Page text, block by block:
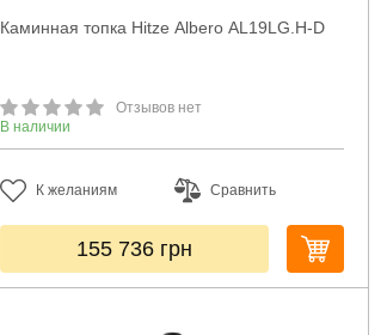
Каминная топка Hitze Albero AL19LG.H-D
Отзывов нет
В наличии
К желаниям Сравнить
155 736 грн